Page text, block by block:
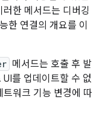
한 메서드는 디버깅
한 연결의 개요를 이
메서드는 호출 후 발
를 업데이트할 수 없
워크 기능 변경에 따